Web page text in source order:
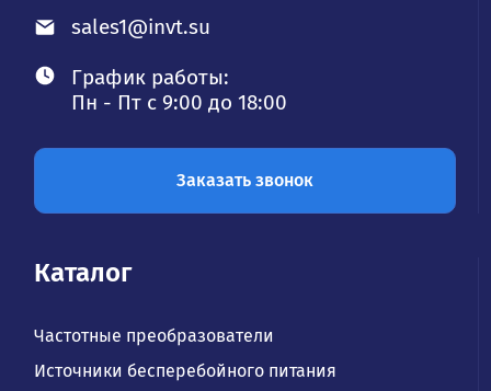
sales1@invt.su
График работы:
Пн - Пт с 9:00 до 18:00
Заказать звонок
Каталог
Частотные преобразователи
Источники бесперебойного питания